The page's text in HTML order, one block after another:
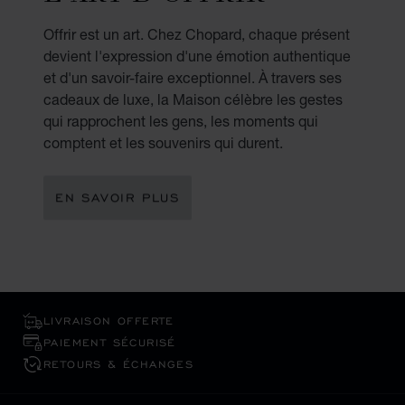
Offrir est un art. Chez Chopard, chaque présent
devient l'expression d'une émotion authentique
et d'un savoir-faire exceptionnel. À travers ses
cadeaux de luxe, la Maison célèbre les gestes
qui rapprochent les gens, les moments qui
comptent et les souvenirs qui durent.
EN SAVOIR PLUS
LIVRAISON OFFERTE
PAIEMENT SÉCURISÉ
RETOURS & ÉCHANGES